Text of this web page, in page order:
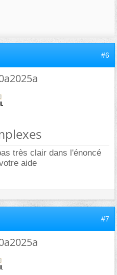
#6
très clair dans l'énoncé
aide
#7